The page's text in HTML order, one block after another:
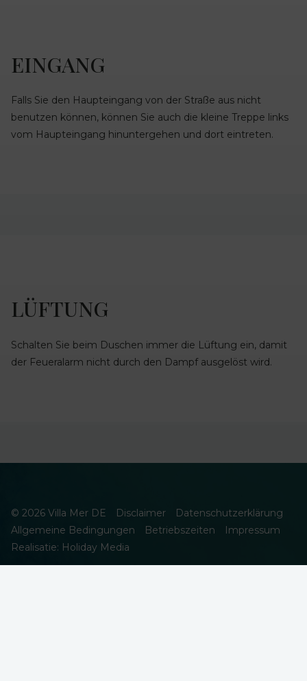
EINGANG
Falls Sie den Haupteingang von der Straße aus nicht
benutzen können, können Sie auch die kleine Treppe links
vom Haupteingang hinuntergehen und dort eintreten.
LÜFTUNG
Schalten Sie beim Duschen immer die Lüftung ein, damit
der Feueralarm nicht durch den Dampf ausgelöst wird.
© 2026 Villa Mer DE Disclaimer
Datenschutzerklärung
Allgemeine Bedingungen
Betriebszeiten
Impressum
Realisatie: Holiday Media